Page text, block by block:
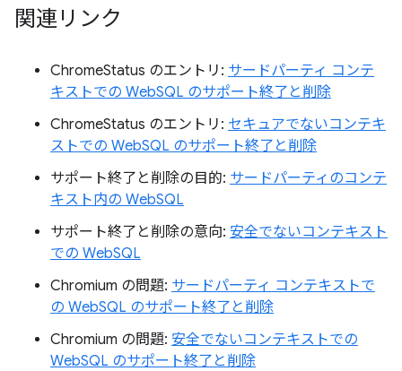
関連リンク
ChromeStatus のエントリ: サードパーティ コンテ
キストでの WebSQL のサポート終了と削除
ChromeStatus のエントリ: セキュアでないコンテキ
ストでの WebSQL のサポート終了と削除
サポート終了と削除の目的: サードパーティのコンテ
キスト内の WebSQL
サポート終了と削除の意向: 安全でないコンテキスト
での WebSQL
Chromium の問題: サードパーティ コンテキストで
の WebSQL のサポート終了と削除
Chromium の問題: 安全でないコンテキストでの
WebSQL のサポート終了と削除